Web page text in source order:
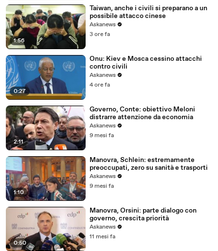
1:56
Taiwan, anche i civili si preparano a un
possibile attacco cinese
Askanews
3 ore fa
0:27
Onu: Kiev e Mosca cessino attacchi
contro civili
Askanews
4 ore fa
2:11
Governo, Conte: obiettivo Meloni
distrarre attenzione da economia
Askanews
9 mesi fa
1:10
Manovra, Schlein: estremamente
preoccupati, zero su sanità e trasporti
Askanews
9 mesi fa
0:50
Manovra, Orsini: parte dialogo con
governo, crescita priorità
Askanews
11 mesi fa